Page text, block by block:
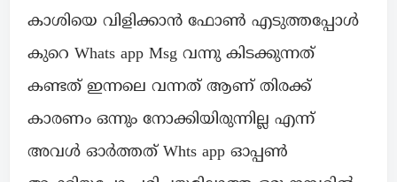
കാശിയെ വിളിക്കാൻ ഫോൺ എടുത്തപ്പോൾ
കുറെ Whats app Msg വന്നു കിടക്കുന്നത്
കണ്ടത് ഇന്നലെ വന്നത് ആണ് തിരക്ക്
കാരണം ഒന്നും നോക്കിയിരുന്നില്ല എന്ന്
അവൾ ഓർത്തത് Whts app ഓപ്പൺ